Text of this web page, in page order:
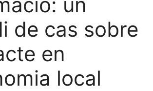
de cas sobre
en
local